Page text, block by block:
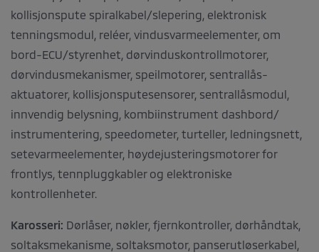
kollisjonspute spiralkabel/slepering, elektronisk
tenningsmodul, reléer, vindusvarmeelementer, om
bord-ECU/styrenhet, dørvinduskontrollmotorer,
dørvindusmekanismer, speilmotorer, sentrallås-
aktuatorer, kollisjonsputesensorer, sentrallåsmodul,
innvendig belysning, kombiinstrument dashbord/
instrumentering, speedometer, turteller, ledningsnett,
setevarmeelementer, høydejusteringsmotorer for
frontlys, tennpluggkabler og elektroniske
kontrollenheter.
Karosseri: Dørlåser, nøkler, fjernkontroller, dørhåndtak,
soltaksmekanisme, soltaksmotor, panserutløserkabel,